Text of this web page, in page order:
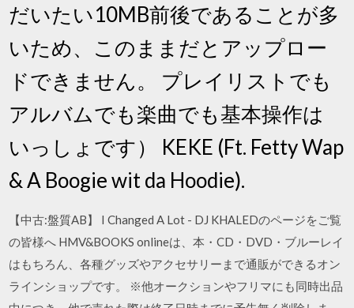
だいたい10MB前後であることが多
いため、このままだとアップロー
ドできません。 プレイリストでも
アルバムでも楽曲でも基本操作は
いっしょです） KEKE (Ft. Fetty Wap
& A Boogie wit da Hoodie).
【中古:盤質AB】 I Changed A Lot - DJ KHALEDのページをご覧
の皆様へ HMV&BOOKS onlineは、本・CD・DVD・ブルーレイ
はもちろん、各種グッズやアクセサリーまで通販ができるオン
ラインショップです。 ※他オークションやフリマにも同時出品